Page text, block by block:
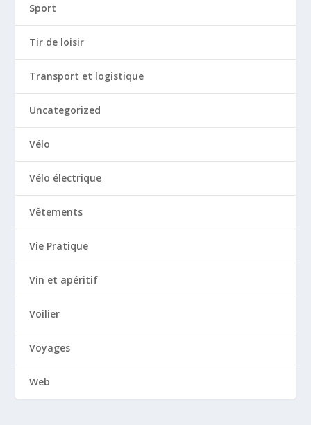
Sport
Tir de loisir
Transport et logistique
Uncategorized
Vélo
Vélo électrique
Vêtements
Vie Pratique
Vin et apéritif
Voilier
Voyages
Web